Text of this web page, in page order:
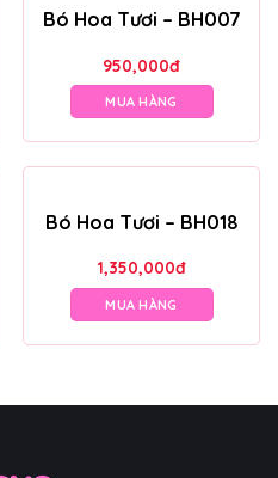
Bó Hoa Tươi – BH007
950,000đ
MUA HÀNG
Bó Hoa Tươi – BH018
1,350,000đ
MUA HÀNG